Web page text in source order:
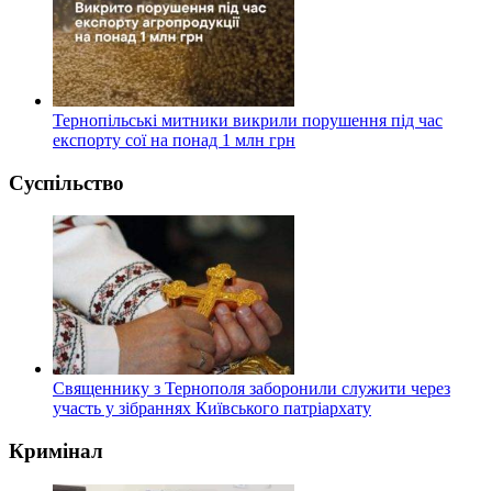
Тернопільські митники викрили порушення під час
експорту сої на понад 1 млн грн
Суспільство
Священнику з Тернополя заборонили служити через
участь у зібраннях Київського патріархату
Кримінал